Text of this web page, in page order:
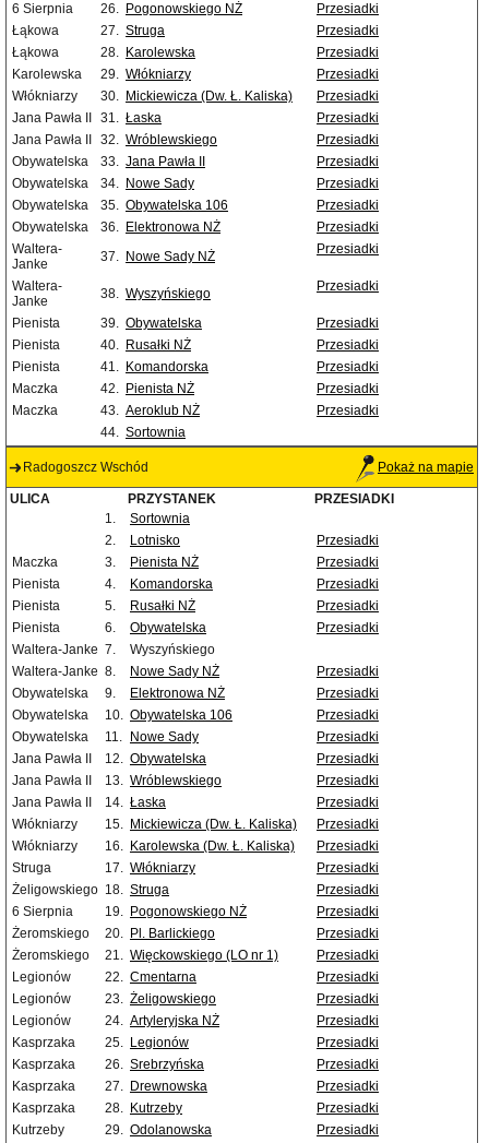
6 Sierpnia
26. Pogonowskiego NŻ
Przesiadki
Łąkowa
27. Struga
Przesiadki
Łąkowa
28. Karolewska
Przesiadki
Karolewska
29. Włókniarzy
Przesiadki
Włókniarzy
30. Mickiewicza (Dw. Ł. Kaliska)
Przesiadki
Jana Pawła II
31. Łaska
Przesiadki
Jana Pawła II
32. Wróblewskiego
Przesiadki
Obywatelska
33. Jana Pawła II
Przesiadki
Obywatelska
34. Nowe Sady
Przesiadki
Obywatelska
35. Obywatelska 106
Przesiadki
Obywatelska
36. Elektronowa NŻ
Przesiadki
Waltera-
Janke
37. Nowe Sady NŻ Przesiadki
Waltera-
Janke
38. Wyszyńskiego Przesiadki
Pienista 39. Obywatelska
Przesiadki
Pienista
40. Rusałki NŻ
Przesiadki
Pienista
41. Komandorska
Przesiadki
Maczka
42. Pienista NŻ
Przesiadki
Maczka
43. Aeroklub NŻ
Przesiadki
44. Sortownia
Radogoszcz Wschód Pokaż na mapie
ULICA PRZYSTANEK
PRZESIADKI
1.
Sortownia
2.
Lotnisko
Przesiadki
Maczka
3. Pienista NŻ
Przesiadki
Pienista
4. Komandorska
Przesiadki
Pienista
5. Rusałki NŻ
Przesiadki
Pienista
6. Obywatelska
Przesiadki
Waltera-Janke 7.
Wyszyńskiego
Waltera-Janke 8. Nowe Sady NŻ
Przesiadki
Obywatelska
9. Elektronowa NŻ
Przesiadki
Obywatelska
10. Obywatelska 106
Przesiadki
Obywatelska
11. Nowe Sady
Przesiadki
Jana Pawła II
12. Obywatelska
Przesiadki
Jana Pawła II
13. Wróblewskiego
Przesiadki
Jana Pawła II
14. Łaska
Przesiadki
Włókniarzy
15. Mickiewicza (Dw. Ł. Kaliska)
Przesiadki
Włókniarzy
16. Karolewska (Dw. Ł. Kaliska)
Przesiadki
Struga
17. Włókniarzy
Przesiadki
Żeligowskiego 18. Struga
Przesiadki
6 Sierpnia
19. Pogonowskiego NŻ
Przesiadki
Żeromskiego
20. Pl. Barlickiego
Przesiadki
Żeromskiego
21. Więckowskiego (LO nr 1)
Przesiadki
Legionów
22. Cmentarna
Przesiadki
Legionów
23. Żeligowskiego
Przesiadki
Legionów
24. Artyleryjska NŻ
Przesiadki
Kasprzaka
25. Legionów
Przesiadki
Kasprzaka
26. Srebrzyńska
Przesiadki
Kasprzaka
27. Drewnowska
Przesiadki
Kasprzaka
28. Kutrzeby
Przesiadki
Kutrzeby
29. Odolanowska Przesiadki